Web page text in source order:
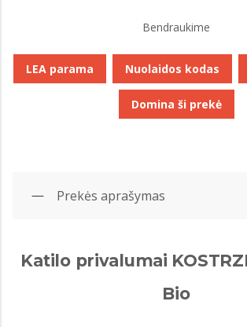
Bendraukime
LEA parama Nuolaidos kodas
Domina ši prekė
Prekės aprašymas
Katilo privalumai
Bio